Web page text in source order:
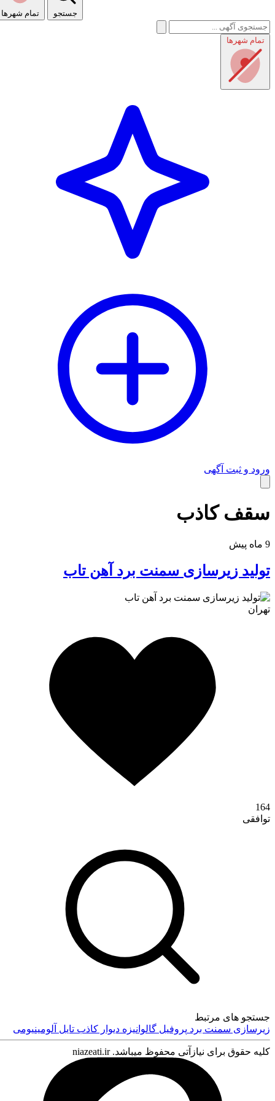
راهنمای استفاده
وبلاگ
تمام شهر‌ها جستجو
تمام شهر‌ها
ورود و ثبت آگهی
سقف کاذب
تولید زیرسازی سمنت برد آهن تاب
تهران
164
توافقی
جستجو های مرتبط
زیرسازی سمنت بردپروفیل گالوانیزهدیوار کاذبتایل آلومینیومی
کلیه حقوق برای نیازآتی محفوظ میباشد. niazeati.ir